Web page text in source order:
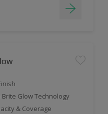
Brite Glow Technology
& Coverage